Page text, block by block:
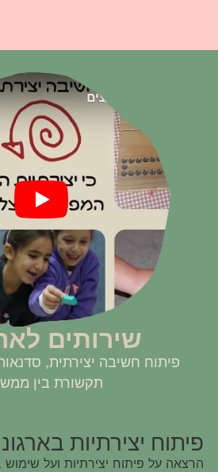
שירותים
פיתוח חשיבה יצירתית,
תקשורת בין
פיתוח יצירתיות
הרצאה על פיתוח יצירתיות ועל